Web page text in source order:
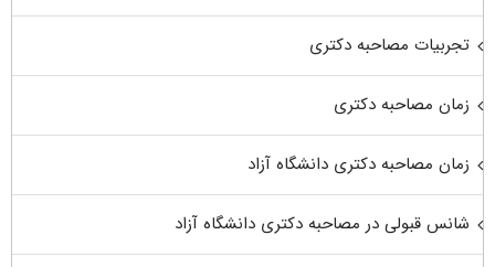
تجربیات مصاحبه دکتری
زمان مصاحبه دکتری
زمان مصاحبه دکتری دانشگاه آزاد
شانس قبولی در مصاحبه دکتری دانشگاه آزاد